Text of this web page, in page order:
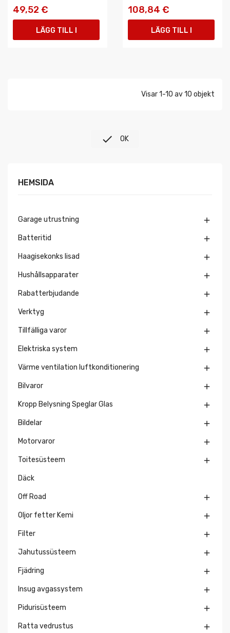
49,52 €
LÄGG TILL I
108,84 €
LÄGG TILL I
Visar 1-10 av 10 objekt
 OK
HEMSIDA
Garage utrustning 
Batteritid 
Haagisekonks lisad 
Hushållsapparater 
Rabatterbjudande 
Verktyg 
Tillfälliga varor 
Elektriska system 
Värme ventilation luftkonditionering 
Bilvaror 
Kropp Belysning Speglar Glas 
Bildelar 
Motorvaror 
Toitesüsteem 
Däck
Off Road 
Oljor fetter Kemi 
Filter 
Jahutussüsteem 
Fjädring 
Insug avgassystem 
Pidurisüsteem 
Ratta vedrustus 